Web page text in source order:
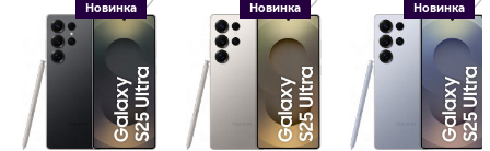
Новинка Новинка Новинка